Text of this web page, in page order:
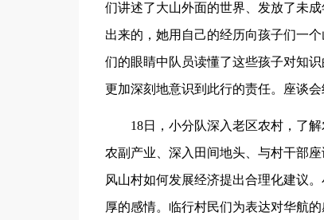
们讲述了大山外面的世界、发放了未
出来的，她用自己的经历向孩子们一
们的眼睛中队员读懂了这些孩子对知
更加深刻地意识到此行的责任。座谈
18日，小分队深入老区农村，了
农副产业、深入田间地头、与村干部
风山村如何发展经济提出合理化建议
厚的感情。临行村民们为表达对华航